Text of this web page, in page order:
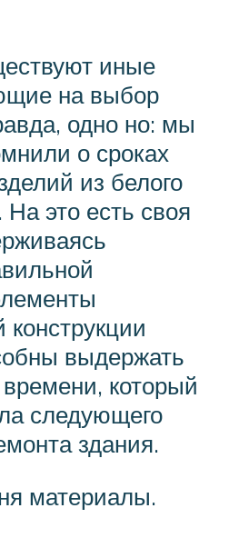
иные
на выбор
одно но: мы
о сроках
из белого
это есть своя
конструкции
выдержать
который
следующего
здания.
материалы.